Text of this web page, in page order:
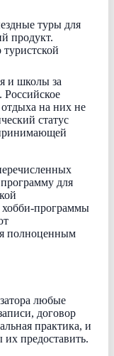
туры для
продукт.
туристской
и школы за
отдыха на них не
статус
для
программы
полноценным
любые
договор
практика, и
их предоставить.